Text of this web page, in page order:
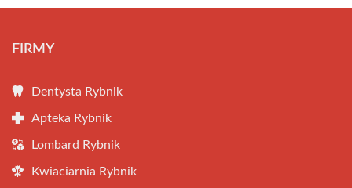
FIRMY
Dentysta Rybnik
Apteka Rybnik
Lombard Rybnik
Kwiaciarnia Rybnik